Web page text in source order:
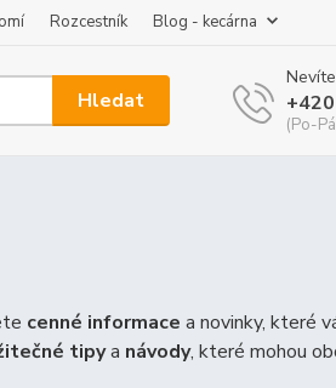
Rozcestník Blog - kecárna
Hledat
(Po-
cenné informace a novinky, které
tipya návody, které mohou